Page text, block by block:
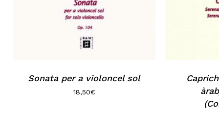
Sonata per a violoncel sol
18,50€